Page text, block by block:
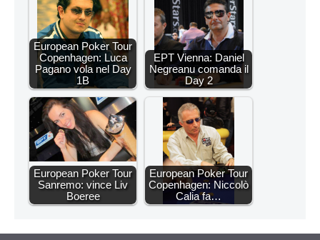
European Poker Tour
Copenhagen: Luca
Pagano vola nel Day
1B
EPT Vienna: Daniel
Negreanu comanda il
Day 2
European Poker Tour
Sanremo: vince Liv
Boeree
European Poker Tour
Copenhagen: Niccolò
Calia fa…